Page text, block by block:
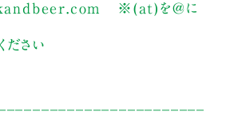
※(at)を@に
ださい